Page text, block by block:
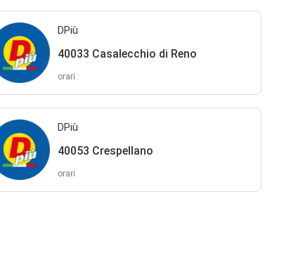
DPiù
40033 Casalecchio di Reno
orari
DPiù
40053 Crespellano
orari